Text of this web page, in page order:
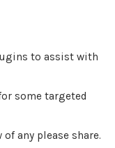
to assist with
some targeted
any please share.